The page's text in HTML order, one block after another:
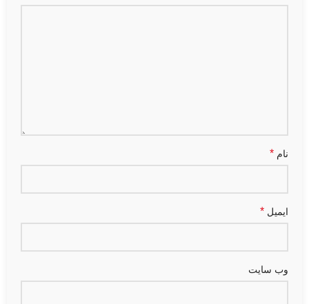
نام *
ایمیل *
وب‌ سایت